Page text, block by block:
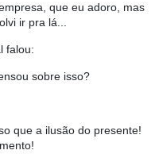
que eu adoro, mas
ir pra lá...
falou:
sobre isso?
que a ilusão do presente!